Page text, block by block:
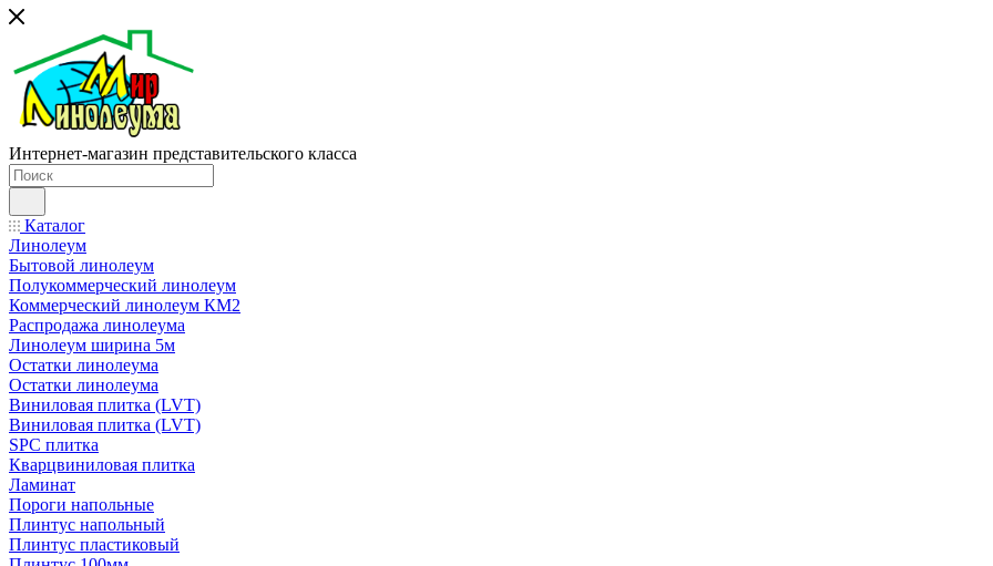
Интернет-магазин представительского класса
Каталог
Линолеум
Бытовой линолеум
Полукоммерческий линолеум
Коммерческий линолеум КМ2
Распродажа линолеума
Линолеум ширина 5м
Остатки линолеума
Остатки линолеума
Виниловая плитка (LVT)
Виниловая плитка (LVT)
SPC плитка
Кварцвиниловая плитка
Ламинат
Пороги напольные
Плинтус напольный
Плинтус пластиковый